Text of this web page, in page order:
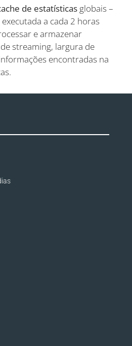
de estatísticas globais –
a cada 2 horas
e armazenar
streaming, largura de
encontradas na